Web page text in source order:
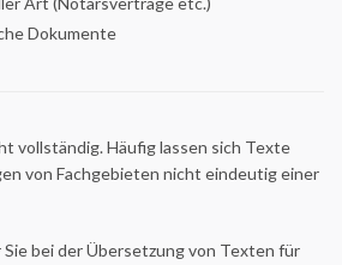
Dokumente
vollständig. Häufig lassen sich Texte
von Fachgebieten nicht eindeutig einer
bei der Übersetzung von Texten für